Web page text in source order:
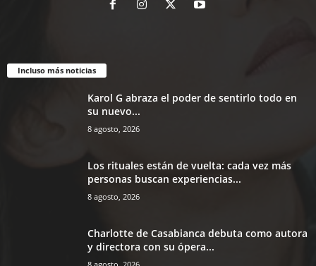
Incluso más noticias
Karol G abraza el poder de sentirlo todo en
su nuevo...
8 agosto, 2026
Los rituales están de vuelta: cada vez más
personas buscan experiencias...
8 agosto, 2026
Charlotte de Casabianca debuta como autora
y directora con su ópera...